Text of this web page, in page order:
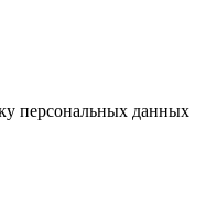
персональных данных